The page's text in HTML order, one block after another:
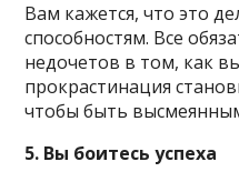
Вам кажется, что это
способностям. Все
недочетов в том, как
прокрастинация
чтобы быть
5. Вы боитесь успеха